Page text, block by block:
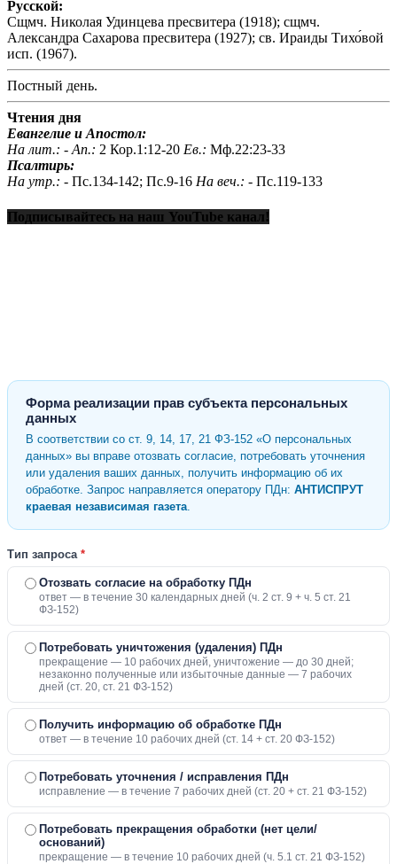
Русской:
Сщмч. Николая Удинцева пресвитера (1918); сщмч.
Александра Сахарова пресвитера (1927); св. Ираиды Тихо́вой
исп. (1967).
Постный день.
Чтения дня
Евангелие и Апостол:
На лит.: - Ап.: 2 Кор.1:12-20 Ев.: Мф.22:23-33
Псалтирь:
На утр.: - Пс.134-142; Пс.9-16 На веч.: - Пс.119-133
Подписывайтесь на наш YouTube канал!
Форма реализации прав субъекта персональных
данных
В соответствии со ст. 9, 14, 17, 21 ФЗ-152 «О персональных
данных» вы вправе отозвать согласие, потребовать уточнения
или удаления ваших данных, получить информацию об их
обработке. Запрос направляется оператору ПДн: АНТИСПРУТ
краевая независимая газета
Тип запроса *
Отозвать согласие на обработку ПДн
ответ — в течение 30 календарных дней (ч. 2 ст. 9 + ч. 5 ст. 21
ФЗ-152)
Потребовать уничтожения (удаления) ПДн
прекращение — 10 рабочих дней, уничтожение — до 30 дней;
незаконно полученные или избыточные данные — 7 рабочих
дней (ст. 20, ст. 21 ФЗ-152)
Получить информацию об обработке ПДн
ответ — в течение 10 рабочих дней (ст. 14 + ст. 20 ФЗ-152)
Потребовать уточнения / исправления ПДн
исправление — в течение 7 рабочих дней (ст. 20 + ст. 21 ФЗ-152)
Потребовать прекращения обработки (нет цели/
оснований)
прекращение — в течение 10 рабочих дней (ч. 5.1 ст. 21 ФЗ-152)